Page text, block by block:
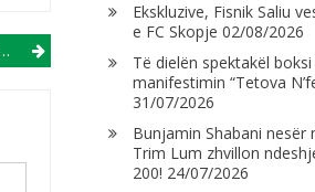
Ekskluzive, Fisnik Saliu
e FC Skopje 02/08/2026
Të dielën spektakël boksi
manifestimin “Tetova
31/07/2026
Bunjamin Shabani nesër
Trim Lum zhvillon
200! 24/07/2026